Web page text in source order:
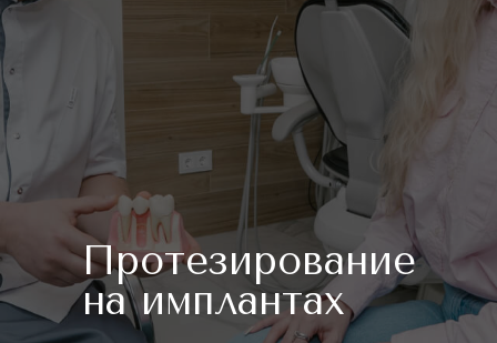
Протезирование
на имплантах